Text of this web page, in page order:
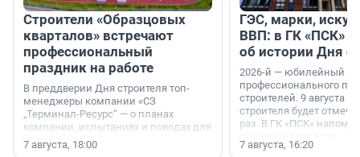
Строители «Образцовых
кварталов» встречают
профессиональный
праздник на работе
В преддверии Дня строителя топ-
менеджеры компании «СЗ
„Терминал-Ресурс“ — о планах
компании, испытаниях и поводах для
осторожного оптимизма.
7 августа, 18:00
ГЭС, марки,
ВВП: в ГК «ПСК»
об истории Дня
2026-й — юбилейный
профессионального
строителей. 9 августа
строителя будет
раз. В ГК «ПСК»
поменялась роль
7 августа, 16:20